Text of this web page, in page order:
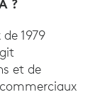
?
1979
et de